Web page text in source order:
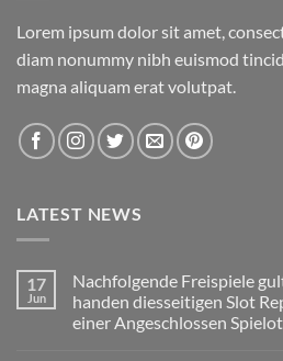
Lorem ipsum dolor sit amet,
diam nonummy nibh euismod
magna aliquam erat volutpat.
LATEST NEWS
17
Jun
Nachfolgende Freispiele
handen diesseitigen Slot
einer Angeschlossen